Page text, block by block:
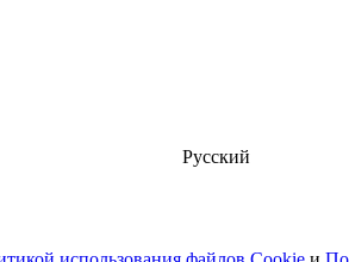
Русский